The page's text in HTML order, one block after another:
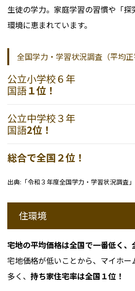
生徒の学力。家庭学習の習慣や「探
環境に恵まれています。
全国学力・学習状況調査（平均正
公立小学校６年
国語１位！
公立中学校３年
国語2位！
総合で全国２位！
出典:「令和３年度全国学力・学習状況調査」
住環境
宅地の平均価格は全国で一番低く
宅地価格が低いことから、マイホ
多く、 持ち家住宅率は全国１位！